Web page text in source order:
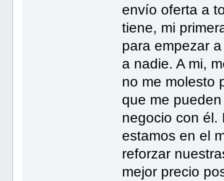
envío oferta a
tiene, mi
para empezar
a nadie. A mi,
no me molesto
que me
negocio con él.
estamos en el
reforzar
mejor precio